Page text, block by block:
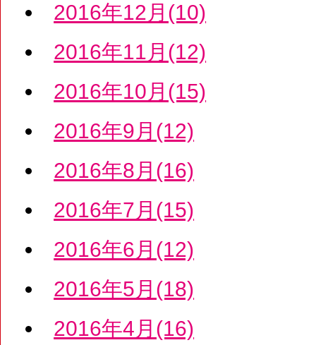
2016年12月(10)
2016年11月(12)
2016年10月(15)
2016年9月(12)
2016年8月(16)
2016年7月(15)
2016年6月(12)
2016年5月(18)
2016年4月(16)